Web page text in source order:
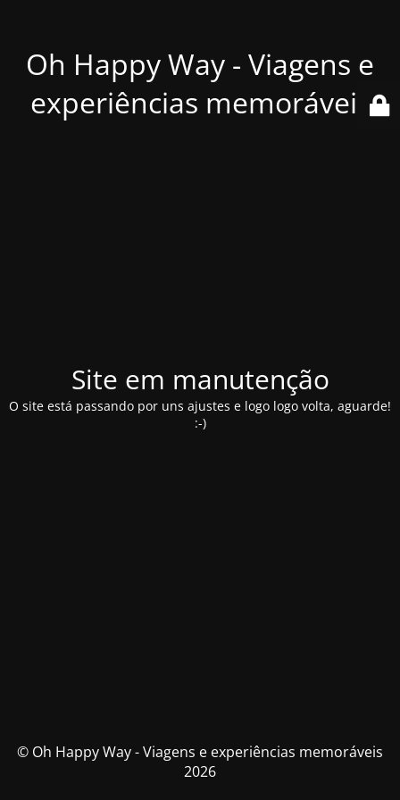
Oh Happy Way - Viagens e
experiências memoráveis
Site em manutenção
O site está passando por uns ajustes e logo logo volta, aguarde!
:-)
© Oh Happy Way - Viagens e experiências memoráveis
2026